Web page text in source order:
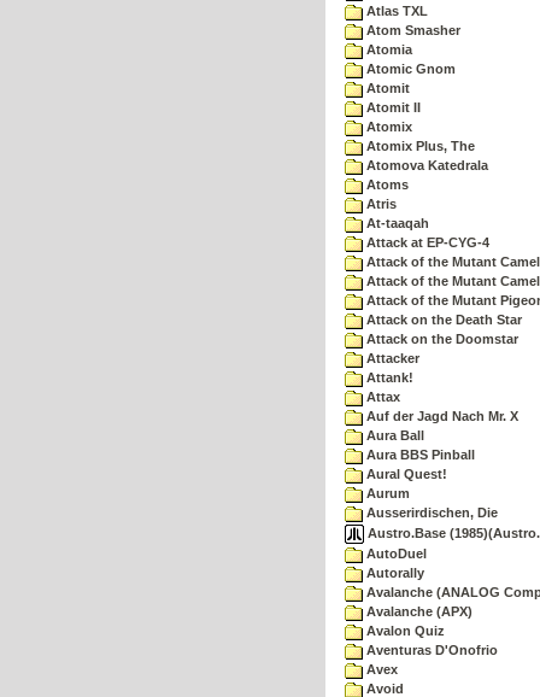
Atlas TXL
Atom Smasher
Atomia
Atomic Gnom
Atomit
Atomit II
Atomix
Atomix Plus, The
Atomova Katedrala
Atoms
Atris
At-taaqah
Attack at EP-CYG-4
Attack of the Mutant
Attack of the Mutant
Attack of the Mutant
Attack on the Death Star
Attack on the Doomstar
Attacker
Attank!
Attax
Auf der Jagd Nach Mr. X
Aura Ball
Aura BBS Pinball
Aural Quest!
Aurum
Ausserirdischen, Die
Austro.Base
AutoDuel
Autorally
Avalanche (ANALOG
Avalanche (APX)
Avalon Quiz
Aventuras D'Onofrio
Avex
Avoid